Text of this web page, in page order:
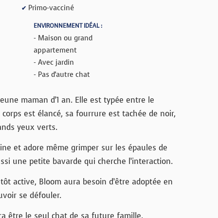
✔ Primo-vacciné
ENVIRONNEMENT IDÉAL :
- Maison ou grand
appartement
- Avec jardin
- Pas d'autre chat
maman d’1 an. Elle est typée entre le
est élancé, sa fourrure est tachée de noir,
yeux verts.
et adore même grimper sur les épaules de
une petite bavarde qui cherche l’interaction.
active, Bloom aura besoin d’être adoptée en
se défouler.
être le seul chat de sa future famille.